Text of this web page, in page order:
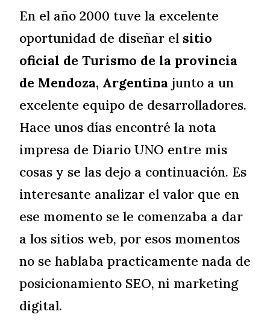
En el año 2000 tuve la excelente
oportunidad de diseñar el sitio
oficial de Turismo de la provincia
de Mendoza, Argentina junto a un
excelente equipo de desarrolladores.
Hace unos días encontré la nota
impresa de Diario UNO entre mis
cosas y se las dejo a continuación. Es
interesante analizar el valor que en
ese momento se le comenzaba a dar
a los sitios web, por esos momentos
no se hablaba practicamente nada de
posicionamiento SEO, ni marketing
digital.